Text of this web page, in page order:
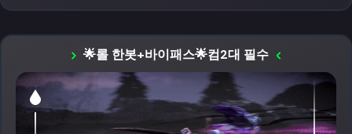
🌟롤 한봇+바이패스🌟컴2대 필수